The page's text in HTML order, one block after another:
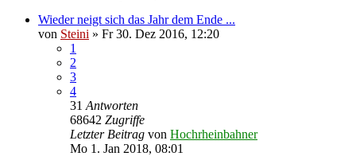
Wieder neigt sich das Jahr dem Ende ...
von Steini » Fr 30. Dez 2016, 12:20
1
2
3
4
31 Antworten
68642 Zugriffe
Letzter Beitrag von Hochrheinbahner
Mo 1. Jan 2018, 08:01